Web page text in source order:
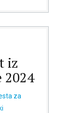
iz
2024
za